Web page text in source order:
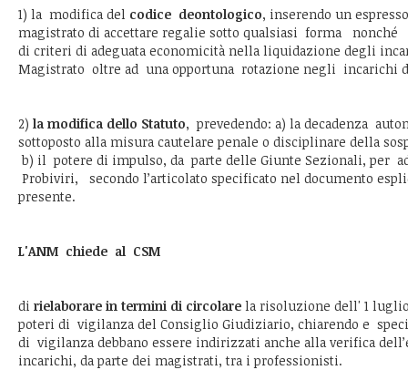
1) la modifica del codice deontologico, inserendo un
magistrato di accettare regalie sotto qualsiasi forma nonché
di criteri di adeguata economicità nella liquidazione degli
Magistrato oltre ad una opportuna rotazione negli
2) la modifica dello Statuto, prevedendo: a) la decadenza
sottoposto alla misura cautelare penale o disciplinare della
b) il potere di impulso, da parte delle Giunte Sezionali, per
Probiviri, secondo l’articolato specificato nel documento
presente.
L'ANM chiede al CSM
di rielaborare in termini di circolare la risoluzione dell' 1
poteri di vigilanza del Consiglio Giudiziario, chiarendo e
di vigilanza debbano essere indirizzati anche alla verifica
incarichi, da parte dei magistrati, tra i professionisti.